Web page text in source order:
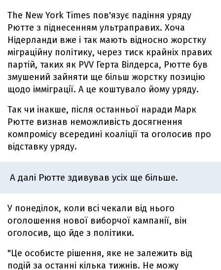
The New York Times пов'язує падіння уряду
Рютте з піднесенням ультраправих. Хоча
Нідерланди вже і так мають відносно жорстку
міграційну політику, через тиск крайніх правих
партій, таких як PVV Герта Вілдерса, Рютте був
змушений зайняти ще більш жорстку позицію
щодо імміграції. А це коштувало йому уряду.
Так чи інакше, після останньої наради Марк
Рютте визнав неможливість досягнення
компромісу всередині коаліції та оголосив про
відставку уряду.
А далі Рютте здивував усіх ще більше.
У понеділок, коли всі чекали від нього
оголошення нової виборчої кампанії, він
оголосив, що йде з політики.
"Це особисте рішення, яке не залежить від
подій за останні кілька тижнів. Не можу